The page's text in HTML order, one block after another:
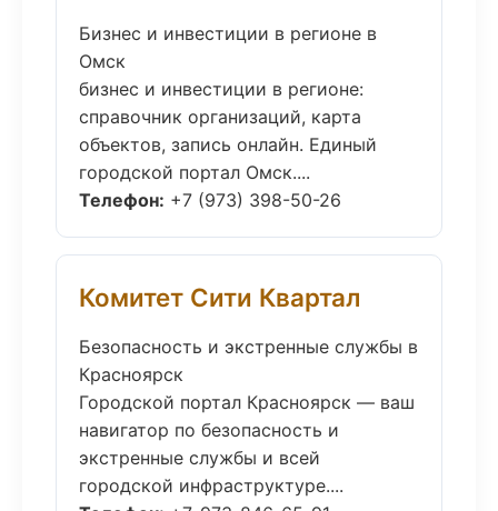
Бизнес и инвестиции в регионе в
Омск
бизнес и инвестиции в регионе:
справочник организаций, карта
объектов, запись онлайн. Единый
городской портал Омск....
Телефон: +7 (973) 398-50-26
Комитет Сити Квартал
Безопасность и экстренные службы в
Красноярск
Городской портал Красноярск — ваш
навигатор по безопасность и
экстренные службы и всей
городской инфраструктуре....